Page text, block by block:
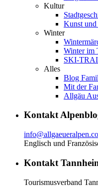
Kultur
Kunst
Winter
Winter im
SKI-
Alles
Blog
Mit der
Allgäu
Kontakt
Englisch und
Kontakt
Tourismusverband